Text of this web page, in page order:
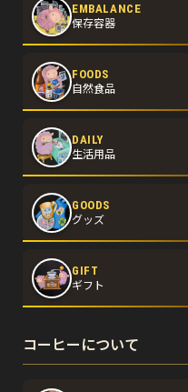
EMBALANCE
保存容器
FOODS
自然食品
DAILY
生活用品
GOODS
グッズ
GIFT
ギフト
コーヒーについて